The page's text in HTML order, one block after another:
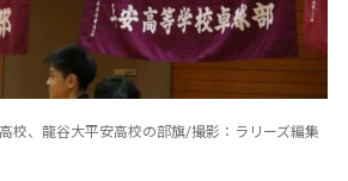
校、龍谷大平安高校の部旗/撮影：ラリーズ編集